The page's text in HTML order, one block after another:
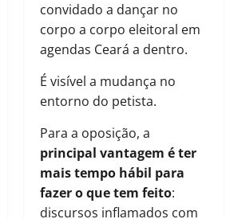
convidado a dançar no
corpo a corpo eleitoral em
agendas Ceará a dentro.
É visível a mudança no
entorno do petista.
Para a oposição, a
principal vantagem é ter
mais tempo hábil para
fazer o que tem feito:
discursos inflamados com